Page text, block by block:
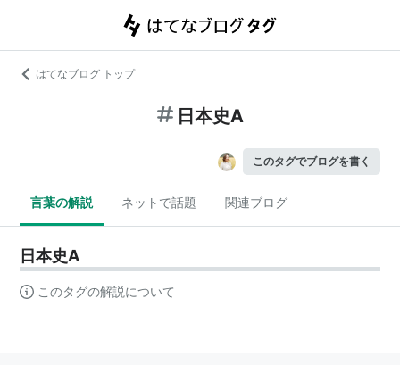
はてなブログ トップ
日本史A
このタグでブログを書く
言葉の解説 ネットで話題 関連ブログ
日本史A
このタグの解説について